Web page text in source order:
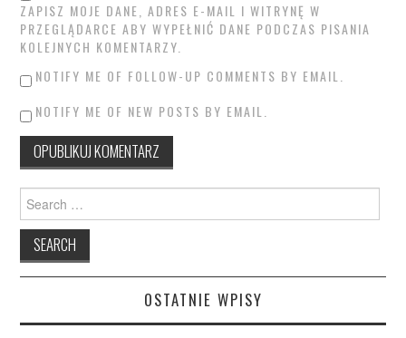
ZAPISZ MOJE DANE, ADRES E-MAIL I WITRYNĘ W
PRZEGLĄDARCE ABY WYPEŁNIĆ DANE PODCZAS PISANIA
KOLEJNYCH KOMENTARZY.
NOTIFY ME OF FOLLOW-UP COMMENTS BY EMAIL.
NOTIFY ME OF NEW POSTS BY EMAIL.
Search
for:
OSTATNIE WPISY